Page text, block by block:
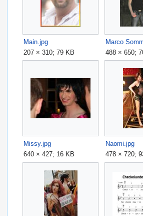
Main.jpg
207 × 310; 79 KB
Marco
488 × 650;
Missy.jpg
640 × 427; 16 KB
Naomi.jpg
478 × 720;